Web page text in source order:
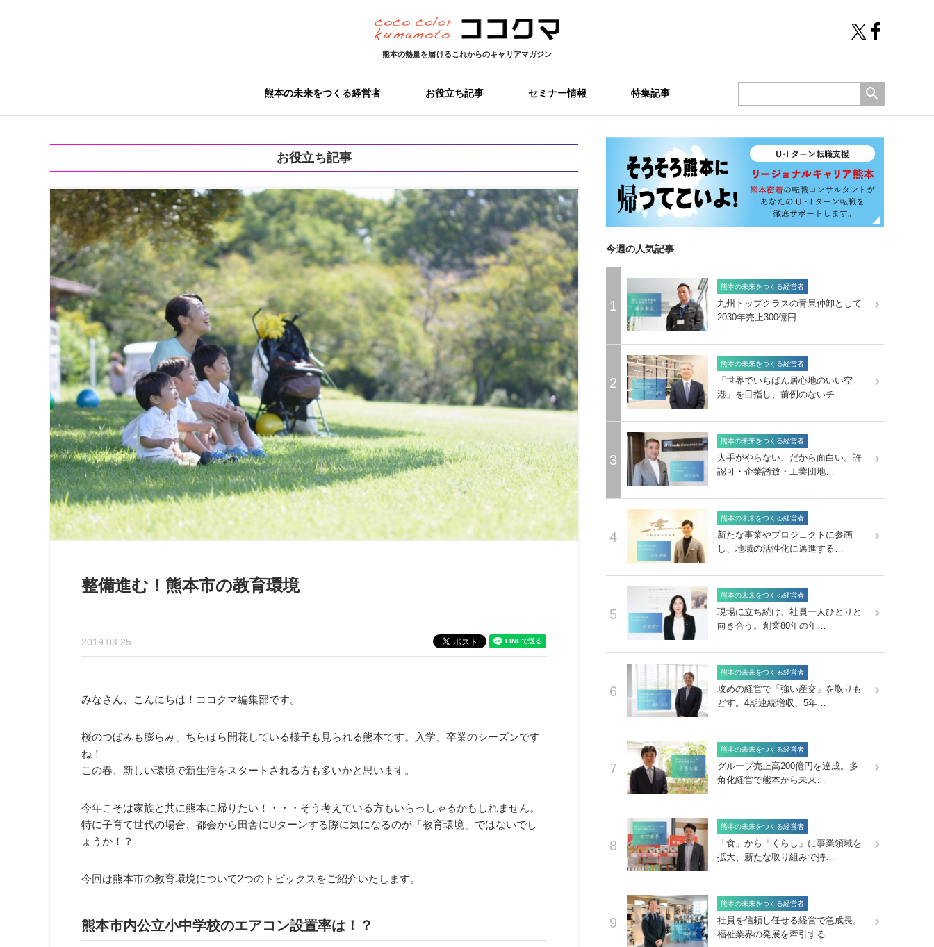
熊本の熱量を届けるこれからのキャリアマガジン
熊本の未来をつくる経営者 お役立ち記事 セミナー情報 特集記事
お役立ち記事
整備進む！熊本市の教育環境
2019.03.25
みなさん、こんにちは！ココクマ編集部です。
桜のつぼみも膨らみ、ちらほら開花している様子も見られる熊本です。入学、卒業のシーズンです
ね！
この春、新しい環境で新生活をスタートされる方も多いかと思います。
今年こそは家族と共に熊本に帰りたい！・・・そう考えている方もいらっしゃるかもしれません。
特に子育て世代の場合、都会から田舎にUターンする際に気になるのが「教育環境」ではないでし
ょうか！？
今回は熊本市の教育環境について2つのトピックスをご紹介いたします。
熊本市内公立小中学校のエアコン設置率は！？
今週の人気記事
1
熊本の未来をつくる経営者
九州トップクラスの青果仲卸として
2030年売上300億円…
2
熊本の未来をつくる経営者
「世界でいちばん居心地のいい空
港」を目指し、前例のないチ…
3
熊本の未来をつくる経営者
大手がやらない、だから面白い。許
認可・企業誘致・工業団地…
4
熊本の未来をつくる経営者
新たな事業やプロジェクトに参画
し、地域の活性化に邁進する…
5
熊本の未来をつくる経営者
現場に立ち続け、社員一人ひとりと
向き合う。創業80年の年…
6
熊本の未来をつくる経営者
攻めの経営で「強い産交」を取りも
どす。4期連続増収、5年…
7
熊本の未来をつくる経営者
グループ売上高200億円を達成。多
角化経営で熊本から未来…
8
熊本の未来をつくる経営者
「食」から「くらし」に事業領域を
拡大、新たな取り組みで持…
9
熊本の未来をつくる経営者
社員を信頼し任せる経営で急成長。
福祉業界の発展を牽引する…